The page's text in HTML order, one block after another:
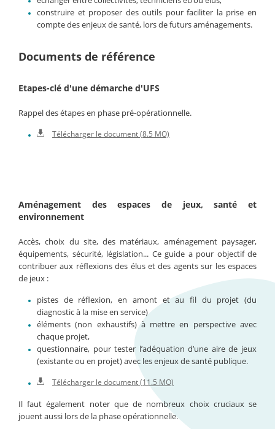
construire et proposer des outils pour faciliter la prise en
compte des enjeux de santé, lors de futurs aménagements.
Documents de référence
Etapes-clé d'une démarche d'UFS
Rappel des étapes en phase pré-opérationnelle.
Télécharger le document (8.5 MO)
Aménagement des espaces de jeux, santé et
environnement
Accès, choix du site, des matériaux, aménagement paysager,
équipements, sécurité, législation... Ce guide a pour objectif de
contribuer aux réflexions des élus et des agents sur les espaces
de jeux :
pistes de réflexion, en amont et au fil du projet (du
diagnostic à la mise en service)
éléments (non exhaustifs) à mettre en perspective avec
chaque projet,
questionnaire, pour tester l’adéquation d’une aire de jeux
(existante ou en projet) avec les enjeux de santé publique.
Télécharger le document (11.5 MO)
Il faut également noter que de nombreux choix cruciaux se
jouent aussi lors de la phase opérationnelle.